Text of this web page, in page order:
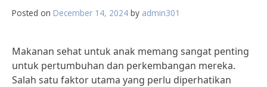
Posted on December 14, 2024 by admin301
Makanan sehat untuk anak memang sangat penting
untuk pertumbuhan dan perkembangan mereka.
Salah satu faktor utama yang perlu diperhatikan